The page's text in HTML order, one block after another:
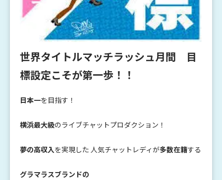
世界タイトルマッチラッシュ月間 目
標設定こそが第一歩！！
日本一を目指す！
横浜最大級のライブチャットプロダクション！
夢の高収入を実現した 人気チャットレディが多数在籍する
グラマラスブランドの